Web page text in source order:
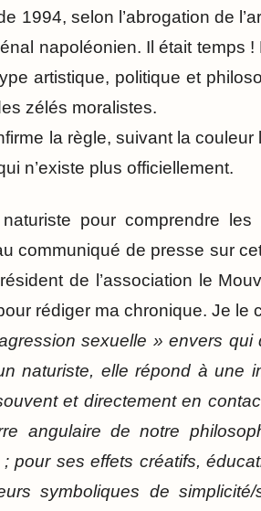
1994, selon l’abrogation de
napoléonien. Il était temps
artistique, politique et
zélés moralistes.
la règle, suivant la
n’existe plus officiellement.
pour comprendre les
communiqué de presse sur
de l’association le
rédiger ma chronique. Je le
sexuelle » envers qui
naturiste, elle répond à une
et directement en
angulaire de notre
pour ses effets créatifs,
symboliques de simplicité/